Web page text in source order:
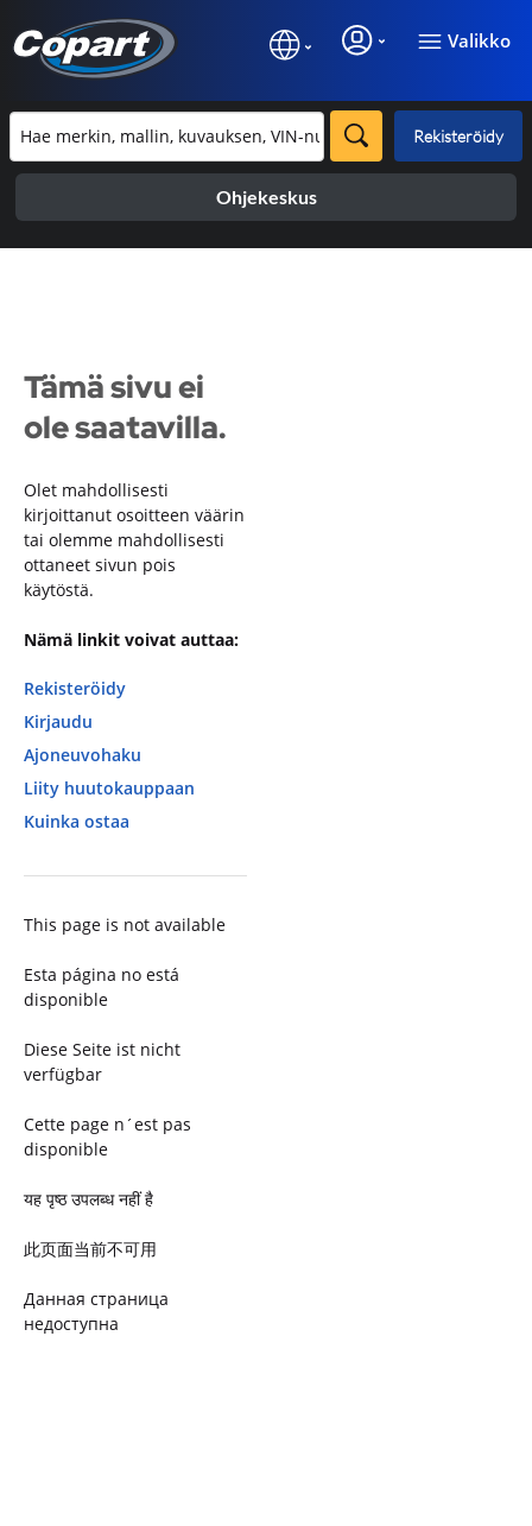
Valikko
Rekisteröidy
Ohjekeskus
Tämä sivu ei
ole saatavilla.
Olet mahdollisesti
kirjoittanut osoitteen väärin
tai olemme mahdollisesti
ottaneet sivun pois
käytöstä.
Nämä linkit voivat auttaa:
Rekisteröidy
Kirjaudu
Ajoneuvohaku
Liity huutokauppaan
Kuinka ostaa
This page is not available
Esta página no está
disponible
Diese Seite ist nicht
verfügbar
Cette page n´est pas
disponible
यह पृष्ठ उपलब्ध नहीं है
此页面当前不可用
Данная страница
недоступна